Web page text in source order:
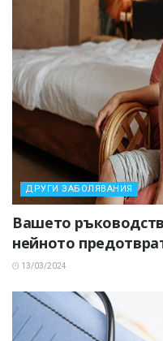
ДРУГИ ЗАБОЛЯВАНИЯ
Вашето
нейното
13/03/2024